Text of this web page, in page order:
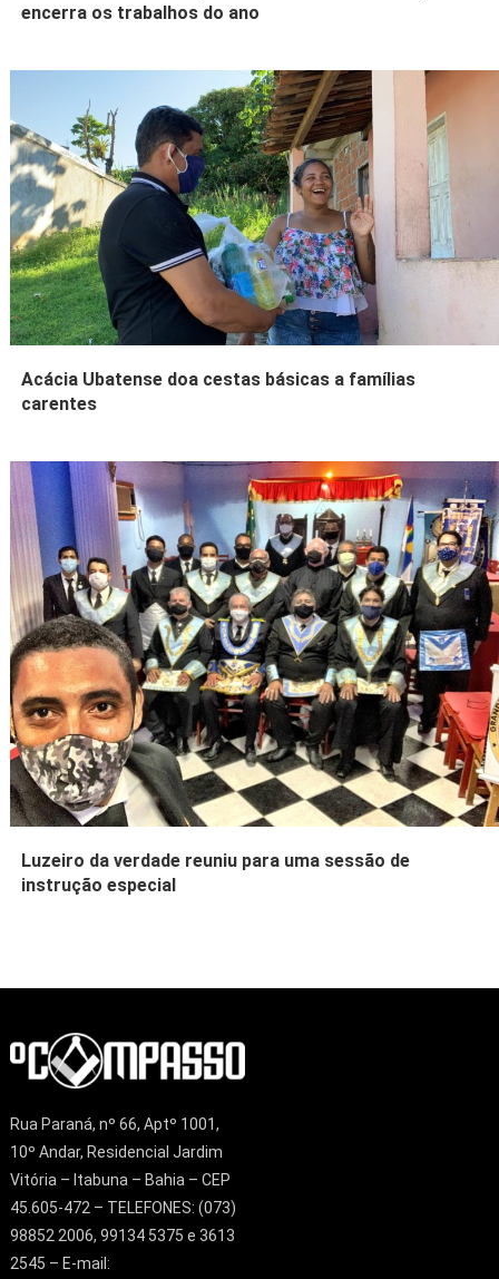
encerra os trabalhos do ano
Acácia Ubatense doa cestas básicas a famílias
carentes
Luzeiro da verdade reuniu para uma sessão de
instrução especial
Rua Paraná, nº 66, Aptº 1001,
10º Andar, Residencial Jardim
Vitória – Itabuna – Bahia – CEP
45.605-472 – TELEFONES: (073)
98852 2006, 99134 5375 e 3613
2545 – E-mail: